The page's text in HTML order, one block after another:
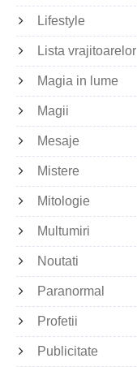
Lifestyle
Lista vrajitoarelor
Magia in lume
Magii
Mesaje
Mistere
Mitologie
Multumiri
Noutati
Paranormal
Profetii
Publicitate